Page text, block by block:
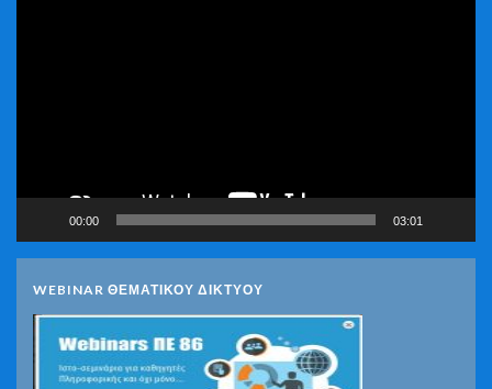
00:00 03:01
WEBINAR ΘΕΜΑΤΙΚΟΥ ΔΙΚΤΥΟΥ